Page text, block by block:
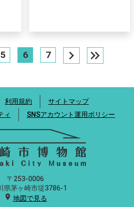
5 6 7 chevron_right keyboard_double_arrow_right
利用規約
サイトマップ
ィ
SNSアカウント運用ポリシー
〒253-0006
県茅ヶ崎市堤3786-1
location_on 地図で見る